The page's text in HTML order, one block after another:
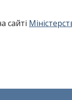
сайті